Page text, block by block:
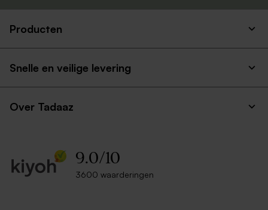
gerecycleerd papier
met puntklep
Producten
Snelle en veilige levering
Over Tadaaz
9.0/10
3600 waarderingen